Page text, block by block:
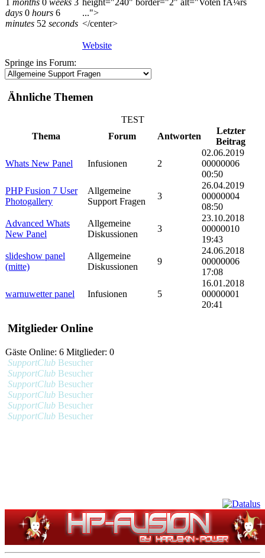
1 months 0 weeks 3
days 0 hours 6
minutes 52 seconds
height="240" border="2" alt="Voten fÃ¼rs
...">
</center>
Website
Springe ins Forum:
Ähnliche Themen
TEST
Thema
Forum Antworten
Letzter
Beitrag
Whats New Panel Infusionen 2
02.06.2019
00000006
00:50
PHP Fusion 7 User
Photogallery
Allgemeine
Support Fragen
3
26.04.2019
00000004
08:50
Advanced Whats
New Panel
Allgemeine
Diskussionen
3
23.10.2018
00000010
19:43
slideshow panel
(mitte)
Allgemeine
Diskussionen
9
24.06.2018
00000006
17:08
warnuwetter panel Infusionen 5
16.01.2018
00000001
20:41
Mitglieder Online
Gäste Online: 6 Mitglieder: 0
SupportClub Besucher
SupportClub Besucher
SupportClub Besucher
SupportClub Besucher
SupportClub Besucher
SupportClub Besucher